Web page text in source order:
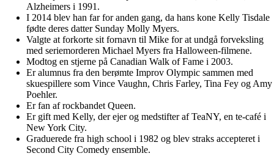
Alzheimers i 1991.
I 2014 blev han far for anden gang, da hans kone Kelly Tisdale
fødte deres datter Sunday Molly Myers.
Valgte at forkorte sit fornavn til Mike for at undgå forveksling
med seriemorderen Michael Myers fra Halloween-filmene.
Modtog en stjerne på Canadian Walk of Fame i 2003.
Er alumnus fra den berømte Improv Olympic sammen med
skuespillere som Vince Vaughn, Chris Farley, Tina Fey og Amy
Poehler.
Er fan af rockbandet Queen.
Er gift med Kelly, der ejer og medstifter af TeaNY, en te-café i
New York City.
Graduerede fra high school i 1982 og blev straks accepteret i
Second City Comedy ensemble.